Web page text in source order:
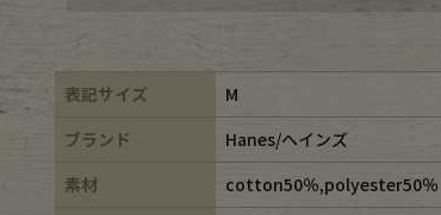
表記サイズ
M
ブランド
Hanes/ヘインズ
素材
cotton50％,polyester50％